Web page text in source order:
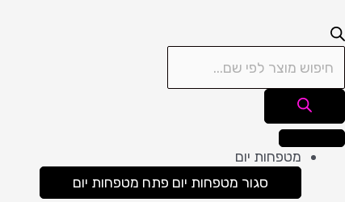
מטפחות יום
סגור מטפחות יום פתח מטפחות יום